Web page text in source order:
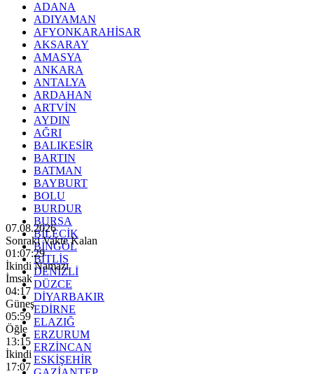
ADANA
ADIYAMAN
AFYONKARAHİSAR
AKSARAY
AMASYA
ANKARA
ANTALYA
ARDAHAN
ARTVİN
AYDIN
AĞRI
BALIKESİR
BARTIN
BATMAN
BAYBURT
BOLU
BURDUR
BURSA
BİLECİK
BİNGÖL
BİTLİS
DENİZLİ
DÜZCE
DİYARBAKIR
EDİRNE
ELAZIĞ
ERZURUM
ERZİNCAN
ESKİŞEHİR
07.08.2026
Sonraki Vakte Kalan
01:07:27
İkindi Namazı
İmsak
04:17
Güneş
05:59
Öğle
13:15
İkindi
17:07